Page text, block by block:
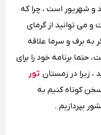
و شهریور است ، چرا که
و می توانید از گرمای
به برف و سرما علاقه
حتما برنامه خود را برای
زیرا در زمستان تور
کوتاه کنیم به
بپردازیم .